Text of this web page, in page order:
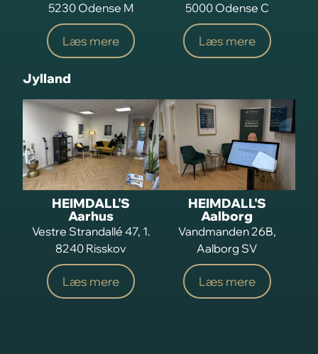
5230 Odense M
Læs mere
5000 Odense C
Læs mere
Jylland
HEIMDALL'S
Aarhus
Vestre Strandallé 47, 1.
8240 Risskov
Læs mere
HEIMDALL'S
Aalborg
Vandmanden 26B,
Aalborg SV
Læs mere